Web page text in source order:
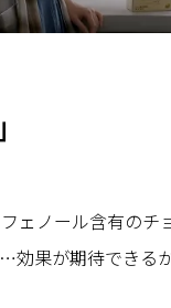
ェノール含有のチ
果が期待できる